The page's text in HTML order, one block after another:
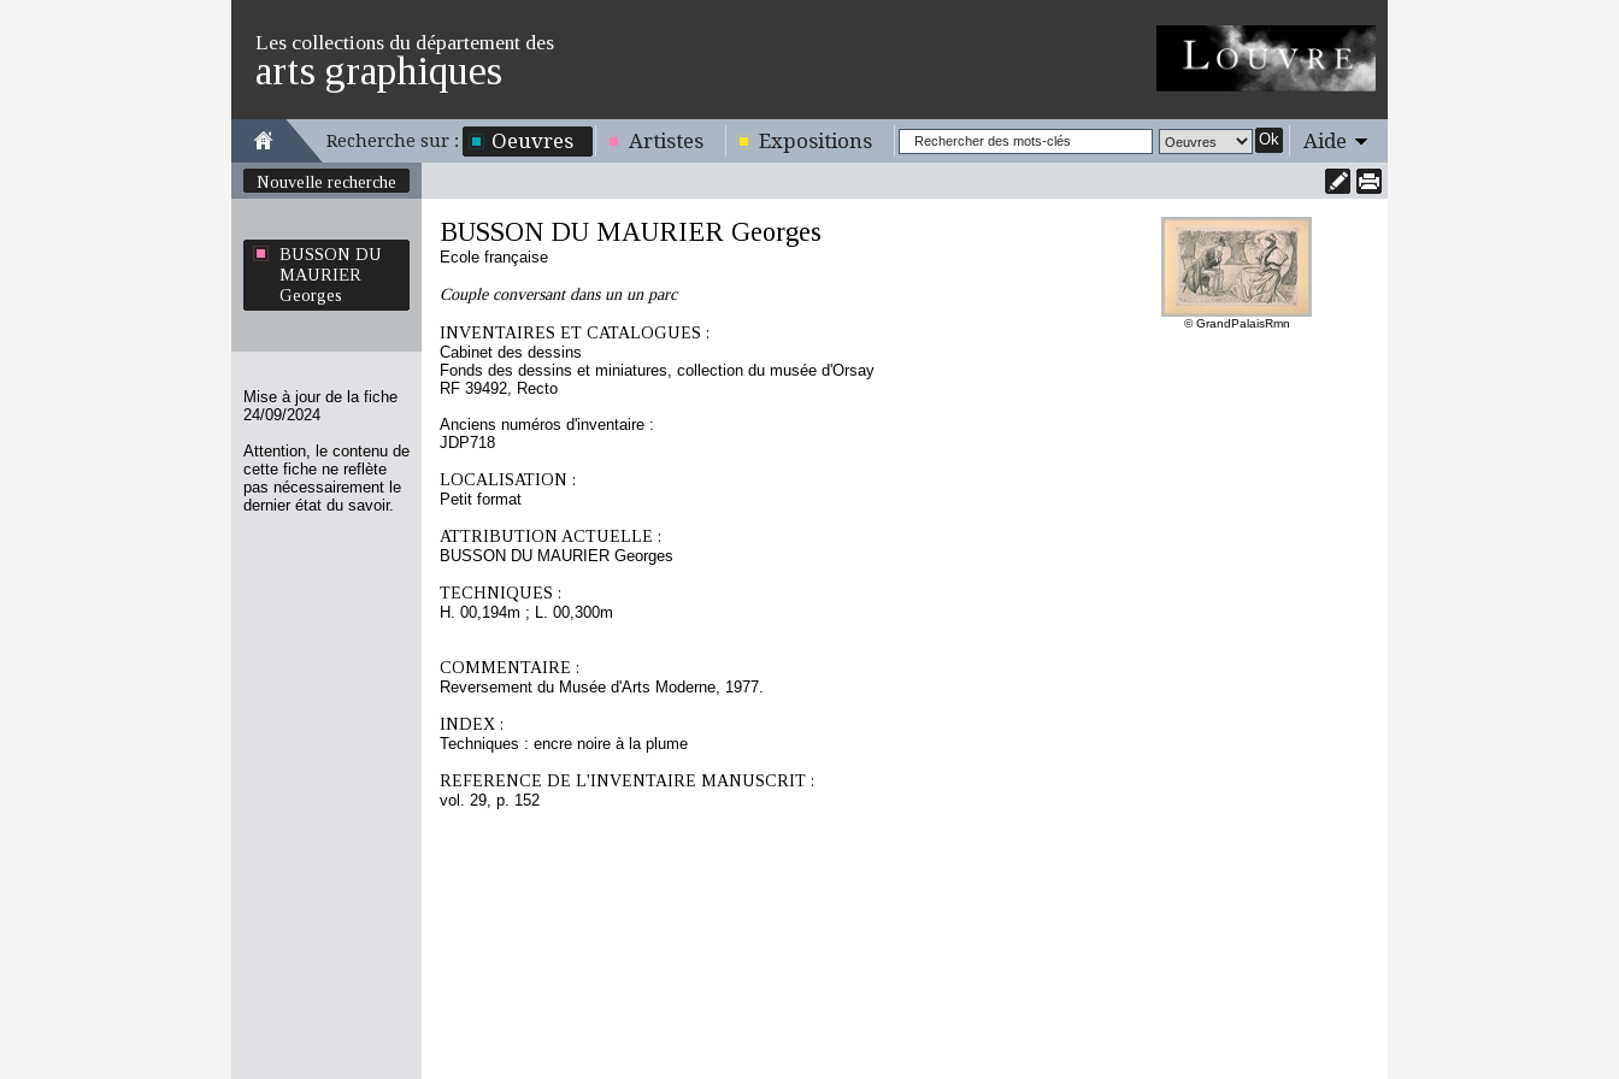
Les collections du département des
arts graphiques
Recherche sur : Oeuvres Artistes Expositions Ok Aide
Nouvelle recherche
BUSSON DU
MAURIER
Georges
Mise à jour de la fiche
24/09/2024
Attention, le contenu de
cette fiche ne reflète
pas nécessairement le
dernier état du savoir.
© GrandPalaisRmn
BUSSON DU MAURIER Georges
Ecole française
Couple conversant dans un un parc
INVENTAIRES ET CATALOGUES :
Cabinet des dessins
Fonds des dessins et miniatures, collection du musée d'Orsay
RF 39492, Recto
Anciens numéros d'inventaire :
JDP718
LOCALISATION :
Petit format
ATTRIBUTION ACTUELLE :
BUSSON DU MAURIER Georges
TECHNIQUES :
H. 00,194m ; L. 00,300m
COMMENTAIRE :
Reversement du Musée d'Arts Moderne, 1977.
INDEX :
Techniques : encre noire à la plume
REFERENCE DE L'INVENTAIRE MANUSCRIT :
vol. 29, p. 152